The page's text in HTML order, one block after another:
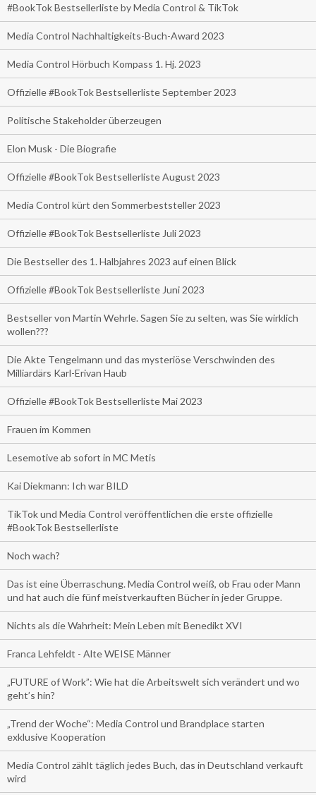
#BookTok Bestsellerliste by Media Control & TikTok
Media Control Nachhaltigkeits-Buch-Award 2023
Media Control Hörbuch Kompass 1. Hj. 2023
Offizielle #BookTok Bestsellerliste September 2023
Politische Stakeholder überzeugen
Elon Musk - Die Biografie
Offizielle #BookTok Bestsellerliste August 2023
Media Control kürt den Sommerbeststeller 2023
Offizielle #BookTok Bestsellerliste Juli 2023
Die Bestseller des 1. Halbjahres 2023 auf einen Blick
Offizielle #BookTok Bestsellerliste Juni 2023
Bestseller von Martin Wehrle. Sagen Sie zu selten, was Sie wirklich
wollen???
Die Akte Tengelmann und das mysteriöse Verschwinden des
Milliardärs Karl-Erivan Haub
Offizielle #BookTok Bestsellerliste Mai 2023
Frauen im Kommen
Lesemotive ab sofort in MC Metis
Kai Diekmann: Ich war BILD
TikTok und Media Control veröffentlichen die erste offizielle
#BookTok Bestsellerliste
Noch wach?
Das ist eine Überraschung. Media Control weiß, ob Frau oder Mann
und hat auch die fünf meistverkauften Bücher in jeder Gruppe.
Nichts als die Wahrheit: Mein Leben mit Benedikt XVI
Franca Lehfeldt - Alte WEISE Männer
„FUTURE of Work”: Wie hat die Arbeitswelt sich verändert und wo
geht’s hin?
„Trend der Woche“: Media Control und Brandplace starten
exklusive Kooperation
Media Control zählt täglich jedes Buch, das in Deutschland verkauft
wird